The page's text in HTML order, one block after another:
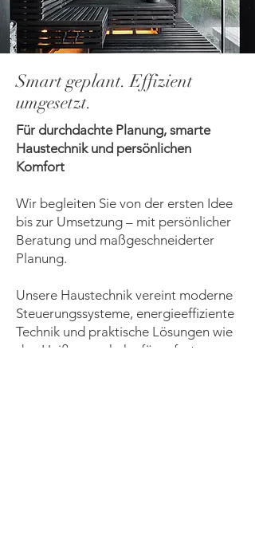
Smart geplant. Effizient
umgesetzt.
Für durchdachte Planung, smarte
Haustechnik und persönlichen
Komfort​
Wir begleiten Sie von der ersten Idee
bis zur Umsetzung – mit persönlicher
Beratung und maßgeschneiderter
Planung.
Unsere Haustechnik vereint moderne
Steuerungssysteme, energieeffiziente
Technik und praktische Lösungen wie
den Heißwasserhahn für sofort